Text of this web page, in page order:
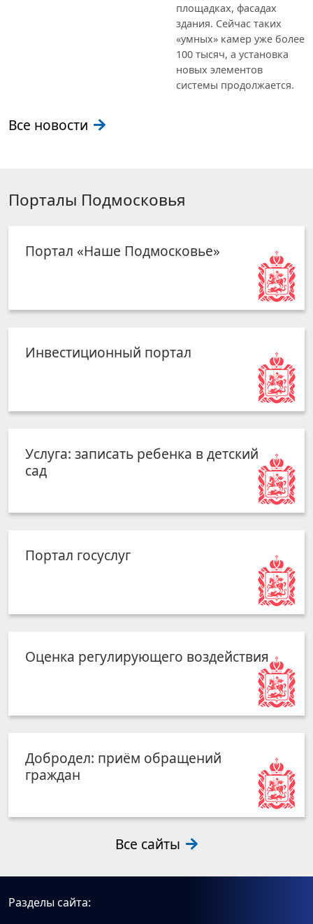
площадках, фасадах
здания. Сейчас таких
«умных» камер уже более
100 тысяч, а установка
новых элементов
системы продолжается.
Все новости
Порталы Подмосковья
Портал «Наше Подмосковье»
Инвестиционный портал
Услуга: записать ребенка в детский
сад
Портал госуслуг
Оценка регулирующего воздействия
Добродел: приём обращений
граждан
Все сайты
Разделы сайта: